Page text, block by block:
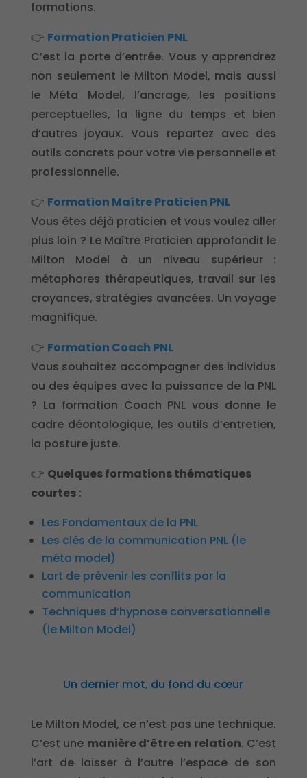
formations.
👉 Formation Praticien PNL
C’est la porte d’entrée. Vous y apprendrez
non seulement le Milton Model, mais aussi
le Méta Model, l’ancrage, les positions
perceptuelles, la ligne du temps et bien
d’autres joyaux. Vous repartez avec des
outils concrets pour votre vie personnelle et
professionnelle.
👉 Formation Maître Praticien PNL
Vous êtes déjà praticien et vous voulez aller
plus loin ? Le Maître Praticien approfondit le
Milton Model à un niveau supérieur :
métaphores thérapeutiques, travail sur les
croyances, stratégies avancées. Un voyage
magnifique.
👉 Formation Coach PNL
Vous souhaitez accompagner des individus
ou des équipes avec la puissance de la PNL
? La formation Coach PNL vous donne le
cadre déontologique, les outils d’entretien,
la posture juste.
👉 Quelques formations thématiques
courtes:
Les Fondamentaux de la PNL
Les clés de la communication PNL (le
méta model)
Lart de prévenir les conflits par la
communication
Techniques d’hypnose conversationnelle
(le Milton Model)
Un dernier mot, du fond du cœur
Le Milton Model, ce n’est pas une technique.
C’est une manière d’être en relation. C’est
l’art de laisser à l’autre l’espace de son